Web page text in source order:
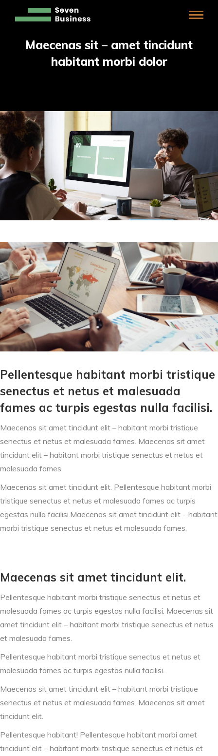
Maecenas sit – amet tincidunt
habitant morbi dolor
Pellentesque habitant morbi tristique
senectus et netus et malesuada
fames ac turpis egestas nulla facilisi.
Maecenas sit amet tincidunt elit – habitant morbi tristique
senectus et netus et malesuada fames. Maecenas sit amet
tincidunt elit – habitant morbi tristique senectus et netus et
malesuada fames.
Maecenas sit amet tincidunt elit. Pellentesque habitant morbi
tristique senectus et netus et malesuada fames ac turpis
egestas nulla facilisi.Maecenas sit amet tincidunt elit – habitant
morbi tristique senectus et netus et malesuada fames.
Maecenas sit amet tincidunt elit.
Pellentesque habitant morbi tristique senectus et netus et
malesuada fames ac turpis egestas nulla facilisi. Maecenas sit
amet tincidunt elit – habitant morbi tristique senectus et netus
et malesuada fames.
Pellentesque habitant morbi tristique senectus et netus et
malesuada fames ac turpis egestas nulla facilisi.
Maecenas sit amet tincidunt elit – habitant morbi tristique
senectus et netus et malesuada fames. Maecenas sit amet
tincidunt elit.
Pellentesque habitant! Pellentesque habitant morbi amet
tincidunt elit – habitant morbi tristique senectus et netus et